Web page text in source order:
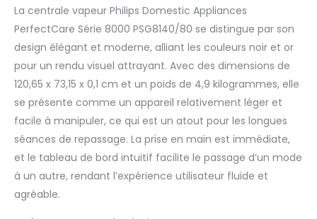
BRÛLURE : la technologie
OptimalTEMP de nos
centrales vapeur Philips
garantit que votre fer à
repasser vapeur ne brûlera
jamais les tissus à
repasser, même s'il repose
sur vos vêtements ou votre
planche à repasser SANS
RÉGLAGE DE TEMPÉRATURE :
repassez tout, des jeans à
la soie, sans ajuster la
changer les réglages ou
La centrale vapeur Philips Domestic Appliances
PerfectCare Série 8000 PSG8140/80 se distingue par son
design élégant et moderne, alliant les couleurs noir et or
pour un rendu visuel attrayant. Avec des dimensions de
120,65 x 73,15 x 0,1 cm et un poids de 4,9 kilogrammes, elle
se présente comme un appareil relativement léger et
facile à manipuler, ce qui est un atout pour les longues
séances de repassage. La prise en main est immédiate,
et le tableau de bord intuitif facilite le passage d’un mode
à un autre, rendant l’expérience utilisateur fluide et
agréable.